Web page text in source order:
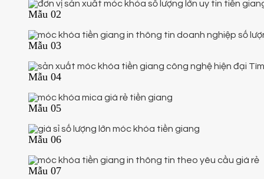
Mẫu 02
Mẫu 03
Mẫu 04
Mẫu 05
Mẫu 06
Mẫu 07